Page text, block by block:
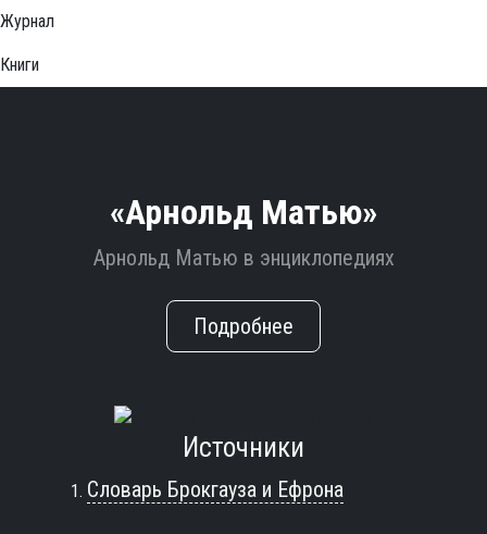
Журнал
Книги
«Арнольд Матью»
Арнольд Матью в энциклопедиях
Подробнее
Источники
Словарь Брокгауза и Ефрона